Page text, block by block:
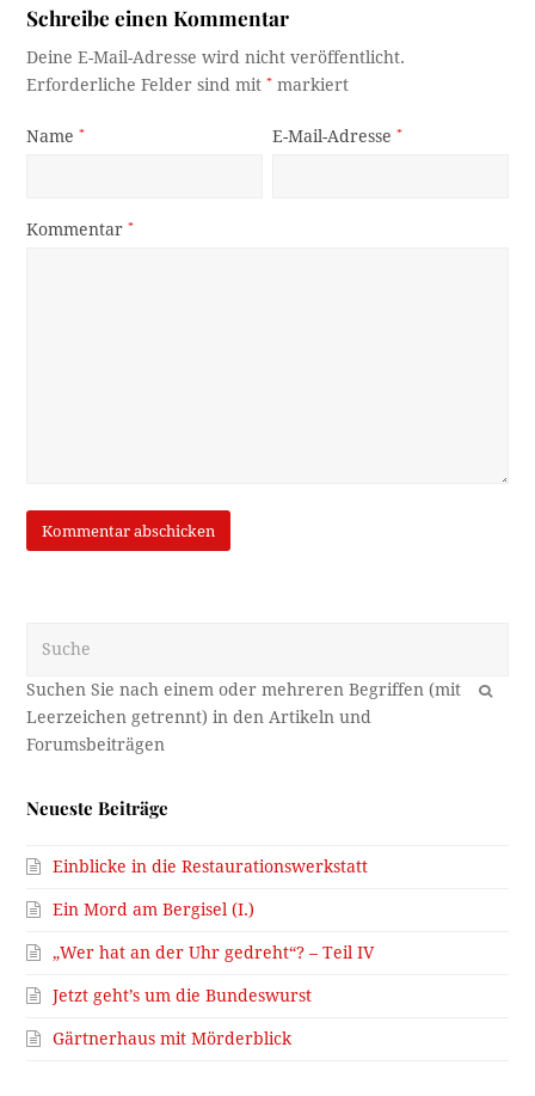
Schreibe einen Kommentar
Deine E-Mail-Adresse wird nicht veröffentlicht.
Erforderliche Felder sind mit* markiert
Name* E-Mail-Adresse*
Kommentar*
OK
Neueste Beiträge
Einblicke in die Restaurationswerkstatt
Ein Mord am Bergisel (I.)
„Wer hat an der Uhr gedreht“? – Teil IV
Jetzt geht’s um die Bundeswurst
Gärtnerhaus mit Mörderblick